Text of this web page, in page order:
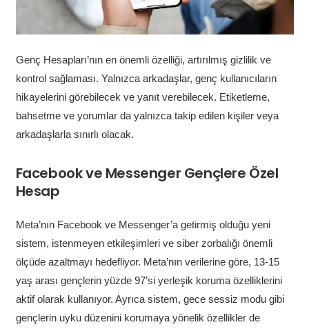
Genç Hesapları’nın en önemli özelliği, artırılmış gizlilik ve
kontrol sağlaması. Yalnızca arkadaşlar, genç kullanıcıların
hikayelerini görebilecek ve yanıt verebilecek. Etiketleme,
bahsetme ve yorumlar da yalnızca takip edilen kişiler veya
arkadaşlarla sınırlı olacak.
Facebook ve Messenger Gençlere Özel
Hesap
Meta’nın Facebook ve Messenger’a getirmiş olduğu yeni
sistem, istenmeyen etkileşimleri ve siber zorbalığı önemli
ölçüde azaltmayı hedefliyor. Meta’nın verilerine göre, 13-15
yaş arası gençlerin yüzde 97’si yerleşik koruma özelliklerini
aktif olarak kullanıyor. Ayrıca sistem, gece sessiz modu gibi
gençlerin uyku düzenini korumaya yönelik özellikler de